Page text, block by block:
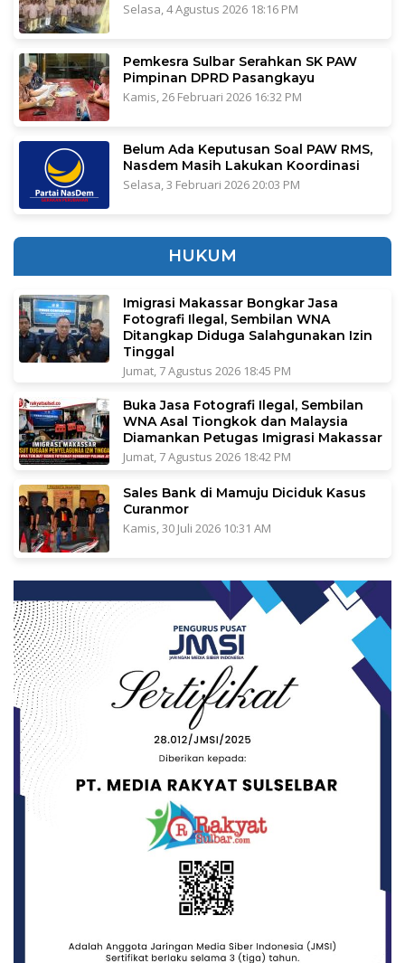
Selasa, 4 Agustus 2026 18:16 PM
Pemkesra Sulbar Serahkan SK PAW
Pimpinan DPRD Pasangkayu
Kamis, 26 Februari 2026 16:32 PM
Belum Ada Keputusan Soal PAW RMS,
Nasdem Masih Lakukan Koordinasi
Selasa, 3 Februari 2026 20:03 PM
HUKUM
Imigrasi Makassar Bongkar Jasa
Fotografi Ilegal, Sembilan WNA
Ditangkap Diduga Salahgunakan Izin
Tinggal
Jumat, 7 Agustus 2026 18:45 PM
Buka Jasa Fotografi Ilegal, Sembilan
WNA Asal Tiongkok dan Malaysia
Diamankan Petugas Imigrasi Makassar
Jumat, 7 Agustus 2026 18:42 PM
Sales Bank di Mamuju Diciduk Kasus
Curanmor
Kamis, 30 Juli 2026 10:31 AM